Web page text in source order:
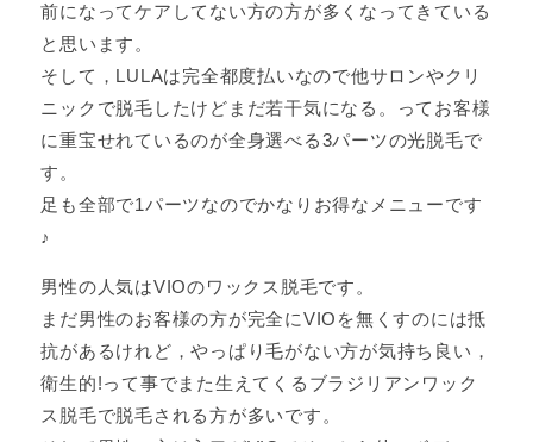
前になってケアしてない方の方が多くなってきている
と思います。
そして，LULAは完全都度払いなので他サロンやクリ
ニックで脱毛したけどまだ若干気になる。ってお客様
に重宝せれているのが全身選べる3パーツの光脱毛で
す。
足も全部で1パーツなのでかなりお得なメニューです
♪
男性の人気はVIOのワックス脱毛です。
まだ男性のお客様の方が完全にVIOを無くすのには抵
抗があるけれど，やっぱり毛がない方が気持ち良い，
衛生的!って事でまた生えてくるブラジリアンワック
ス脱毛で脱毛される方が多いです。